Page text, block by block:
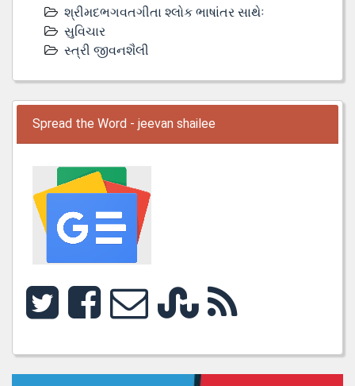
શ્રીમદભગવતગીતા શ્લોક ભાષાંતર સાથેઃ
સુવિચાર
સ્ત્રી જીવનશૈલી
Spread the Word - jeevan shailee